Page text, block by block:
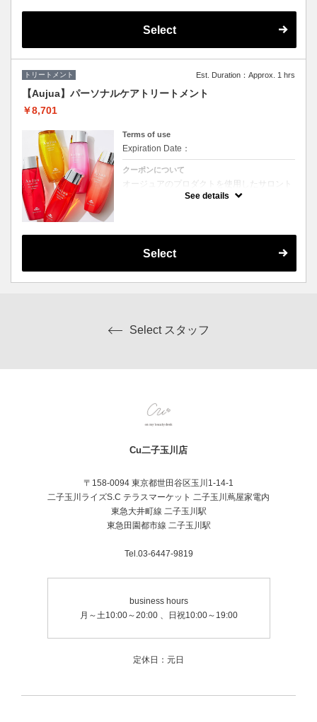
へと導きます。
※シャンプーブロー込みの金額です
Select
トリートメント Est. Duration：Approx. 1 hrs
【Aujua】パーソナルケアトリートメント
￥8,701
Terms of use
Expiration Date：
クーポンについて
オージュアのプロダクトを使用したサロント
使用する商材によって金額・施術時間が異な
ります。
アカラーやヘッドスパは施術できません。
See details
Select
Select スタッフ
Cu二子玉川店
〒158-0094 東京都世田谷区玉川1-14-1
二子玉川ライズS.C テラスマーケット 二子玉川蔦屋家電内
東急大井町線 二子玉川駅
東急田園都市線 二子玉川駅
Tel.03-6447-9819
business hours
月～土10:00～20:00 、日祝10:00～19:00
定休日：元日